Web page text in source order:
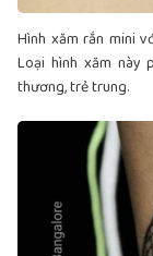
Hình xăm rắn mini
Loại hình xăm này
thương, trẻ trung.